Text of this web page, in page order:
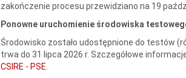
zakończenie procesu przewidziano na 19
Ponowne uruchomienie środowiska
Środowisko zostało udostępnione do testów
trwa do 31 lipca 2026 r. Szczegółowe
CSIRE - PSE